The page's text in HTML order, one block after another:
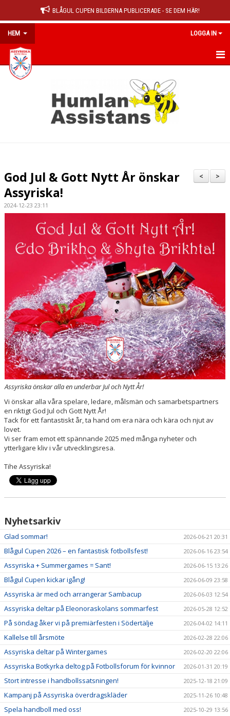
BLÅGUL CUPEN BILDERNA PUBLICERADE - SE DEM HÄR!
HEM LOGGA IN
HEM
MATCHER
DOKUMENT
VÅRA LAG/LEDARE
KONTAKT
>
<
God Jul & Gott Nytt År önskar
Assyriska!
2024-12-23 23:11
Assyriska önskar alla en underbar Jul och Nytt År!
Vi önskar alla våra spelare, ledare, målsmän och samarbetspartners
en riktigt God Jul och Gott Nytt År!
Tack för ett fantastiskt år, ta hand om era nära och kära och njut av
lovet.
Vi ser fram emot ett spännande 2025 med många nyheter och
ytterligare kliv i vår utvecklingsresa.
Tihe Assyriska!
Nyhetsarkiv
Glad sommar! 2026-06-21 20:31
Blågul Cupen 2026 – en fantastisk fotbollsfest! 2026-06-16 23:54
Assyriska + Summergames = Sant! 2026-06-15 13:26
Blågul Cupen kickar igång! 2026-06-09 23:58
Assyriska är med och arrangerar Sambacup 2026-06-03 12:54
Assyriska deltar på Eleonoraskolans sommarfest 2026-05-28 12:52
På söndag åker vi på premiärfesten i Södertälje 2026-04-02 14:11
Kallelse till årsmöte 2026-02-28 22:06
Assyriska deltar på Wintergames 2026-02-20 22:06
Assyriska Botkyrka deltog på Fotbollsforum för kvinnor 2026-01-31 20:19
Stort intresse i handbollssatsningen! 2025-12-18 21:09
Kampanj på Assyriska överdragskläder 2025-11-26 10:48
Spela handboll med oss! 2025-10-29 13:56